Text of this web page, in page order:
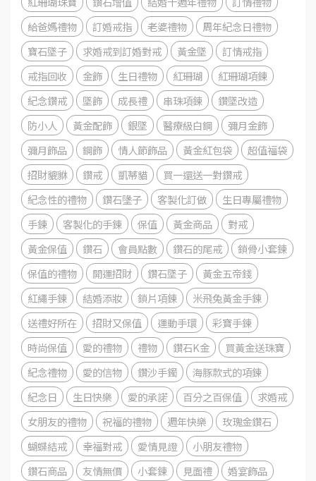
給爸媽禮物
訂婚戒指 老婆禮物
周年紀念日禮物
寶石墜子
求婚戒到訂婚對戒 黃金墜
訂情戒指
戒指回收
金飾 生日禮物 紅珊瑚
紅珊瑚項鍊
紀念鑽戒
墜飾 成長禮 串珠項鍊
鑽墜改造
防小人
黃金配飾 銀墜 醫療級白鋼
彌月金飾
彌月飾品
鋼飾 情人節飾品 黃金紅包袋
超值福袋
招財貔貅
鑽戒 凱蒂貓
買一還送一對鑽戒
紀念性的禮物
鑽石墬子 客製化訂做
生日專屬禮物
手鍊
客製化的手鍊 保值 黃金商品
對戒
黃金保值
鑽石 會員點數 鑽石的尾戒
鎖骨小套鍊
保值的禮物
開運招財 鑽石墜子
黃金五帝錢
紅繩手鍊
結婚添妝 鎖片項鍊
米飛兔黃金手鍊
送禮好所在
招財又保值 運動手環
彩寶手鍊
時尚保值
愛的禮物 禮物 鑽石K金
買黃金送珠寶
紀念禮物
愛的信物 鑽沙手鐲
海豚款式的項鍊
紀念日
生日快樂 愛的承諾 百分之百保值
求婚戒
女朋友的禮物
祝福的禮物 週年快樂
玫瑰金鑽石
蝴蝶結戒
幸福對戒 愛情見證
小朋友禮物
鑽石商品
友情無價 小套鍊 見面禮
婚宴飾品